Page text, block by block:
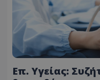
Επ. Υγείας: